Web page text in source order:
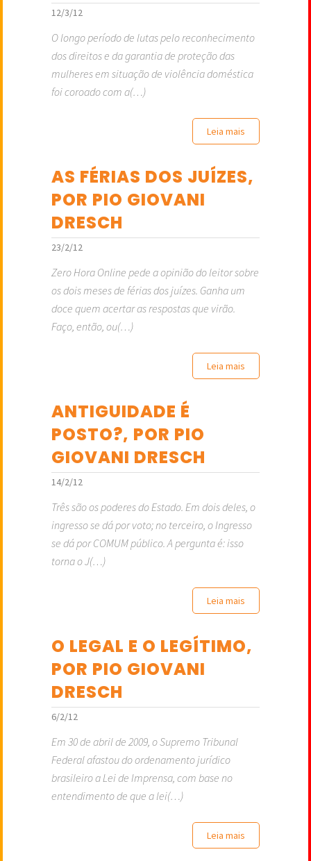
12/3/12
O longo período de lutas pelo reconhecimento
dos direitos e da garantia de proteção das
mulheres em situação de violência doméstica
foi coroado com a(…)
Leia mais
AS FÉRIAS DOS JUÍZES,
POR PIO GIOVANI
DRESCH
23/2/12
Zero Hora Online pede a opinião do leitor sobre
os dois meses de férias dos juízes. Ganha um
doce quem acertar as respostas que virão.
Faço, então, ou(…)
Leia mais
ANTIGUIDADE É
POSTO?, POR PIO
GIOVANI DRESCH
14/2/12
Três são os poderes do Estado. Em dois deles, o
ingresso se dá por voto; no terceiro, o Ingresso
se dá por COMUM público. A pergunta é: isso
torna o J(…)
Leia mais
O LEGAL E O LEGÍTIMO,
POR PIO GIOVANI
DRESCH
6/2/12
Em 30 de abril de 2009, o Supremo Tribunal
Federal afastou do ordenamento jurídico
brasileiro a Lei de Imprensa, com base no
entendimento de que a lei(…)
Leia mais